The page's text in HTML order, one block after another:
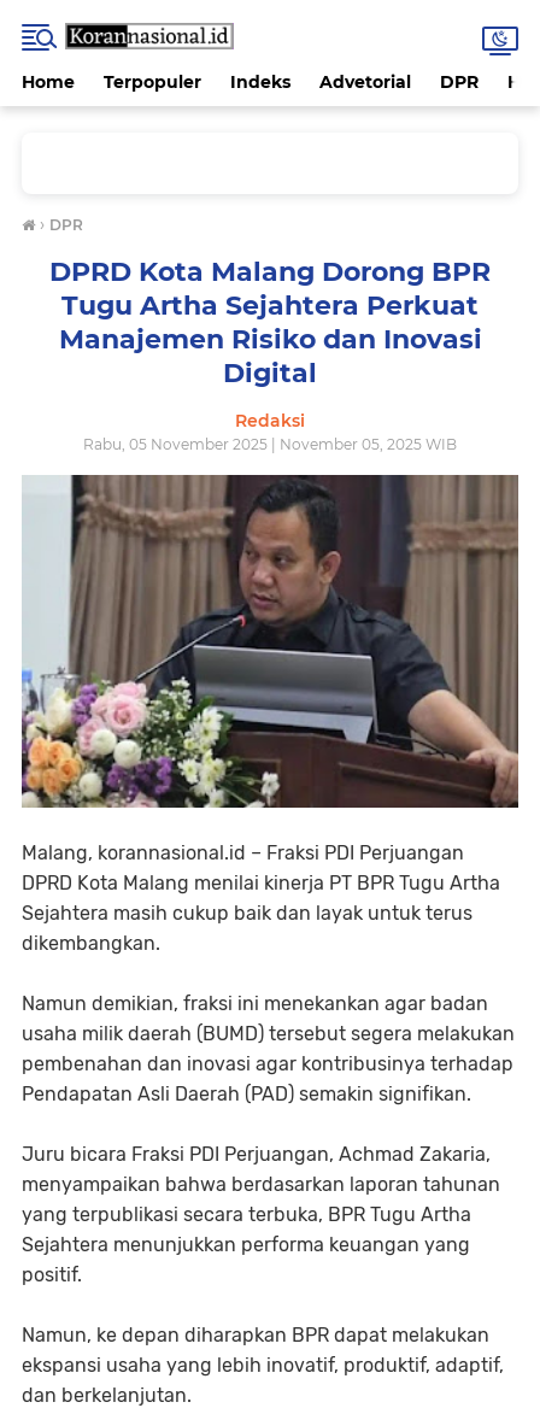
Home Terpopuler Indeks Advetorial DPR
› DPR
DPRD Kota Malang Dorong BPR
Tugu Artha Sejahtera Perkuat
Manajemen Risiko dan Inovasi
Digital
Redaksi
Rabu, 05 November 2025 | November 05, 2025 WIB
Malang, korannasional.id – Fraksi PDI Perjuangan
DPRD Kota Malang menilai kinerja PT BPR Tugu Artha
Sejahtera masih cukup baik dan layak untuk terus
dikembangkan.
Namun demikian, fraksi ini menekankan agar badan
usaha milik daerah (BUMD) tersebut segera melakukan
pembenahan dan inovasi agar kontribusinya terhadap
Pendapatan Asli Daerah (PAD) semakin signifikan.
Juru bicara Fraksi PDI Perjuangan, Achmad Zakaria,
menyampaikan bahwa berdasarkan laporan tahunan
yang terpublikasi secara terbuka, BPR Tugu Artha
Sejahtera menunjukkan performa keuangan yang
positif.
Namun, ke depan diharapkan BPR dapat melakukan
ekspansi usaha yang lebih inovatif, produktif, adaptif,
dan berkelanjutan.